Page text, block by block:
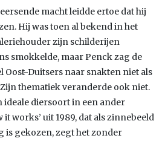
macht leidde ertoe dat hij
Hij was toen al bekend in het
zijn schilderijen
smokkelde, maar Penck zag de
Oost-Duitsers naar snakten niet als
thematiek veranderde ook niet.
ideale diersoort in een ander
it works’ uit 1989, dat als zinnebeeld
is gekozen, zegt het zonder